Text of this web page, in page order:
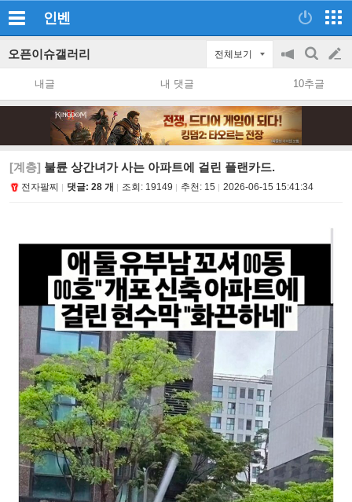
인벤
오픈이슈갤러리 전체보기
공
지
on/off
검
색
글
쓰
내글 내 댓글 10추글
[계층] 불륜 상간녀가 사는 아파트에 걸린 플랜카드.
전자팔찌 댓글: 28 개 조회: 19149 추천: 15 2026-06-15 15:41:34